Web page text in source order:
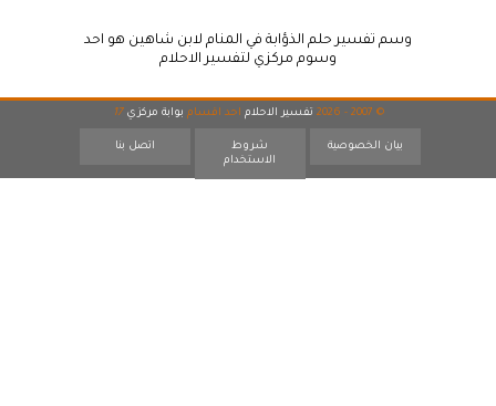
وسم تفسير حلم الذؤابة في المنام لابن شاهين هو احد
وسوم مركزي لتفسير الاحلام
© 2007 - 2026 تفسير الاحلام احد اقسام بوابة مركزي 17
بيان الخصوصية
شروط
الاستخدام
اتصل بنا